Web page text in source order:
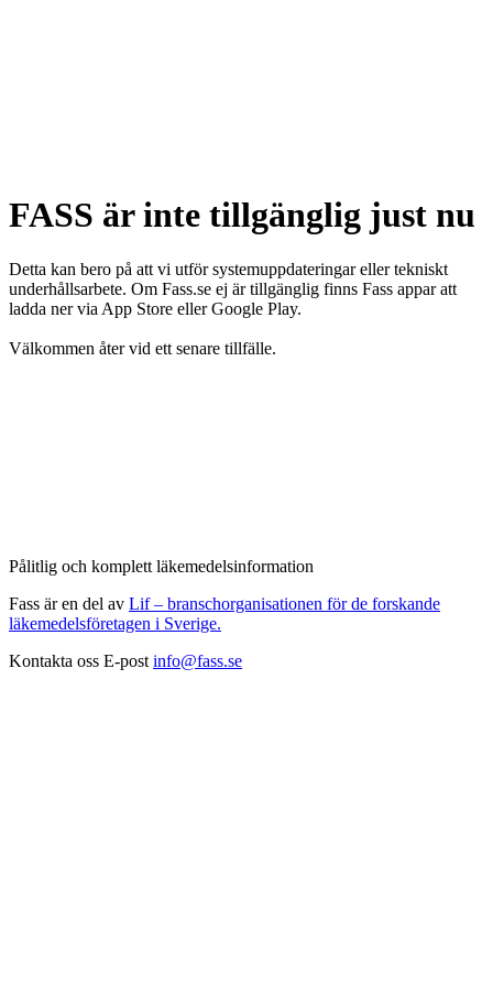
FASS är inte tillgänglig just nu
Detta kan bero på att vi utför systemuppdateringar eller tekniskt
underhållsarbete. Om Fass.se ej är tillgänglig finns Fass appar att
ladda ner via App Store eller Google Play.
Välkommen åter vid ett senare tillfälle.
Pålitlig och komplett läkemedelsinformation
Fass är en del av Lif – branschorganisationen för de forskande
läkemedelsföretagen i Sverige.
Kontakta oss E-post info@fass.se